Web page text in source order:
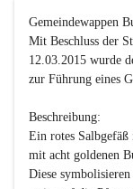
Gemeindewappen
Mit Beschluss der
12.03.2015 wurde
zur Führung eines
Beschreibung:
Ein rotes
mit acht goldenen
Diese